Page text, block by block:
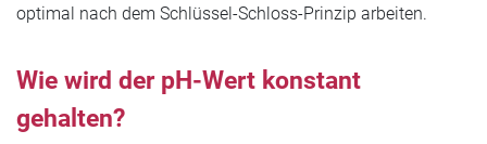
optimal nach dem Schlüssel-Schloss-Prinzip arbeiten.
Wie wird der pH-Wert konstant
gehalten?